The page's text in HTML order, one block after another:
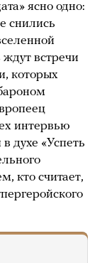
ясно одно:
снились
встречи
которых
интервью
духе «Успеть
кто считает,